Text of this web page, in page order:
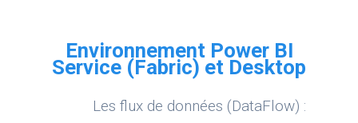
Environnement Power BI
Service (Fabric) et Desktop
Les flux de données (DataFlow) :